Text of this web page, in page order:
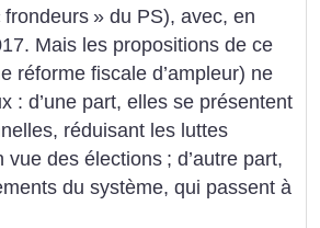
frondeurs » du PS), avec, en
Mais les propositions de ce
réforme fiscale d’ampleur) ne
: d’une part, elles se présentent
réduisant les luttes
vue des élections ; d’autre part,
du système, qui passent à